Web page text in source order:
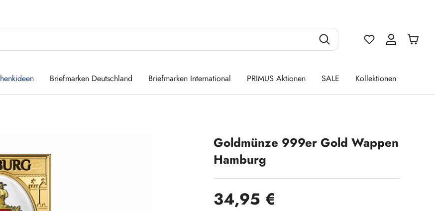
Du hast 0
Briefmarken Deutschland Briefmarken International PRIMUS Aktionen SALE Kollektionen
Goldmünze 999er Gold Wappen
Hamburg
Regulärer Preis:
34,95 €